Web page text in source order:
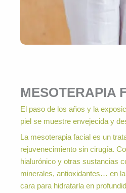
MESOTERAPIA
El paso de los años y la
piel se muestre envejecida y
La mesoterapia facial es un
rejuvenecimiento sin cirugía.
hialurónico y otras sustancias
minerales, antioxidantes… en
cara para hidratarla en